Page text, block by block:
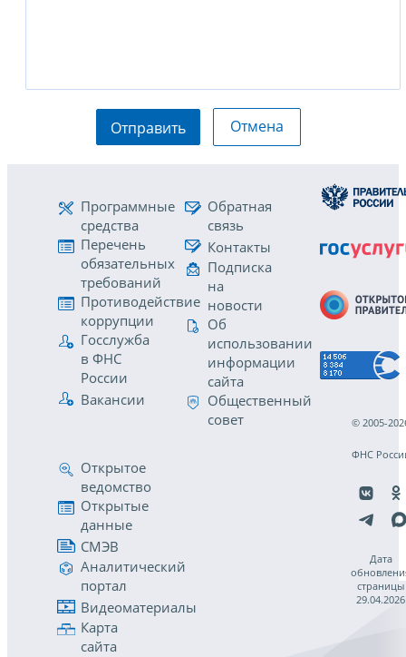
Отправить Отмена
Программные
средства
Перечень
обязательных
требований
Противодействие
коррупции
Госслужба
в ФНС
России
Вакансии
Обратная
связь
Контакты
Подписка
на
новости
Об
использовании
информации
сайта
Общественный
совет
Открытое
ведомство
Открытые
данные
СМЭВ
Аналитический
портал
Видеоматериалы
Карта
сайта
© 2005-
ФНС
Дата
страницы
29.04.2026